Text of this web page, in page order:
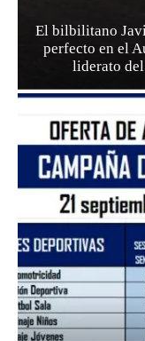
El bilbilitano
perfecto en el
liderato del